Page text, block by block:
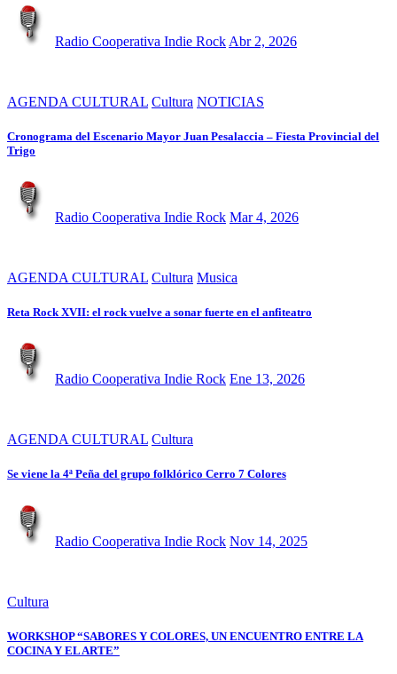
Radio Cooperativa Indie Rock Abr 2, 2026
AGENDA CULTURAL Cultura NOTICIAS
Cronograma del Escenario Mayor Juan Pesalaccia – Fiesta Provincial del
Trigo
Radio Cooperativa Indie Rock Mar 4, 2026
AGENDA CULTURAL Cultura Musica
Reta Rock XVII: el rock vuelve a sonar fuerte en el anfiteatro
Radio Cooperativa Indie Rock Ene 13, 2026
AGENDA CULTURAL Cultura
Se viene la 4ª Peña del grupo folklórico Cerro 7 Colores
Radio Cooperativa Indie Rock Nov 14, 2025
Cultura
WORKSHOP “SABORES Y COLORES, UN ENCUENTRO ENTRE LA
COCINA Y EL ARTE”